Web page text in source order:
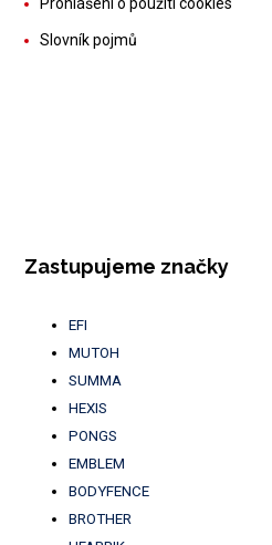
Slovník pojmů
Zastupujeme značky
EFI
MUTOH
SUMMA
HEXIS
PONGS
EMBLEM
BODYFENCE
BROTHER